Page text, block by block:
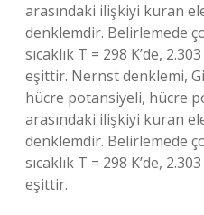
arasındaki ilişkiyi kuran
denklemdir. Belirlemede
sıcaklık T = 298 K’de,
eşittir. Nernst denklemi,
hücre potansiyeli, hücre
arasındaki ilişkiyi kuran
denklemdir. Belirlemede
sıcaklık T = 298 K’de,
eşittir.